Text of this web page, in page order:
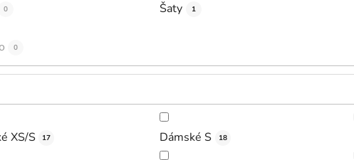
0 Šaty 1
0
XS/S 17 Dámské S 18